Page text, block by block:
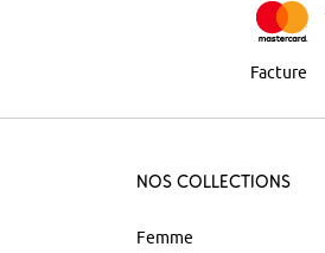
Facture
Nos Collections
Femme